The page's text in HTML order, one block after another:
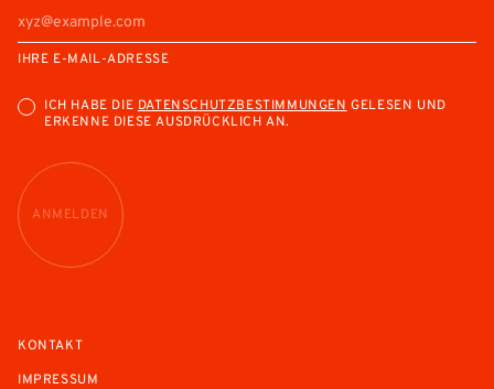
IHRE E-MAIL-ADRESSE
ICH HABE DIEDATENSCHUTZBESTIMMUNGENGELESEN UND
ERKENNE DIESE AUSDRÜCKLICH AN.
ANMELDEN
KONTAKT
IMPRESSUM